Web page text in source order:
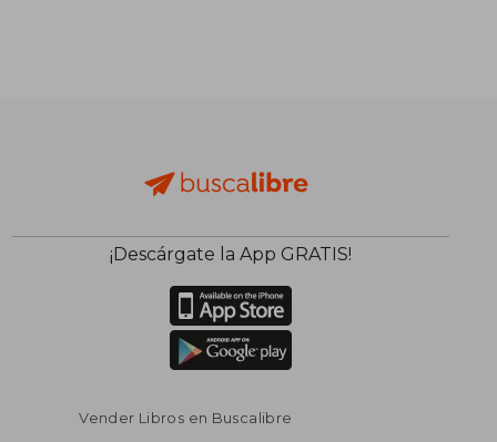
¡Descárgate la App GRATIS!
Vender Libros en Buscalibre